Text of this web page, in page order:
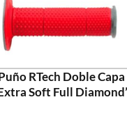
RTech Doble Capa
Soft Full